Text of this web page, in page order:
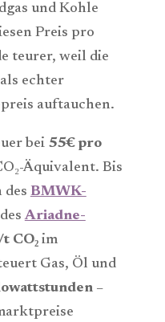
und Kohle
Preis pro
teurer, weil die
echter
auftauchen.
bei 55€ pro
Äquivalent. Bis
des BMWK-
Ariadne-
CO₂im
Gas, Öl und
–